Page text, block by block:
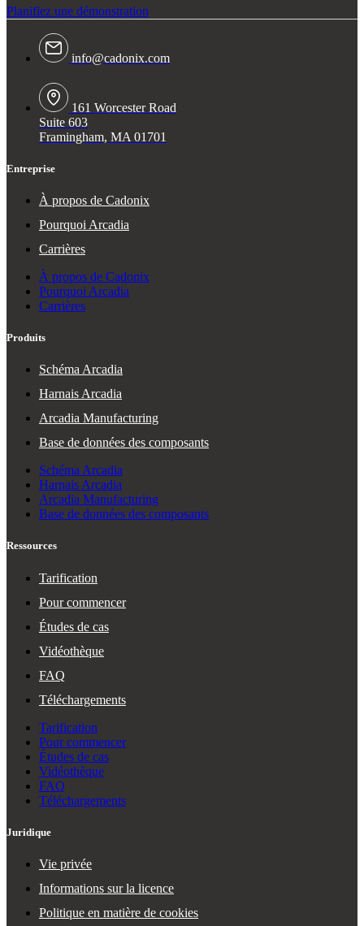
Planifiez une démonstration
info@cadonix.com
161 Worcester Road
Suite 603
Framingham, MA 01701
Entreprise
À propos de Cadonix
Pourquoi Arcadia
Carrières
À propos de Cadonix
Pourquoi Arcadia
Carrières
Produits
Schéma Arcadia
Harnais Arcadia
Arcadia Manufacturing
Base de données des composants
Schéma Arcadia
Harnais Arcadia
Arcadia Manufacturing
Base de données des composants
Ressources
Tarification
Pour commencer
Études de cas
Vidéothèque
FAQ
Téléchargements
Tarification
Pour commencer
Études de cas
Vidéothèque
FAQ
Téléchargements
Juridique
Vie privée
Informations sur la licence
Politique en matière de cookies